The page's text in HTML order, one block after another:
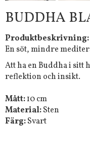
BUDDHA
Produktbeskrivning:
En söt, mindre
Att ha en Buddha i sitt
reflektion och insikt.
Mått:10 cm
Material:Sten
Färg:Svart